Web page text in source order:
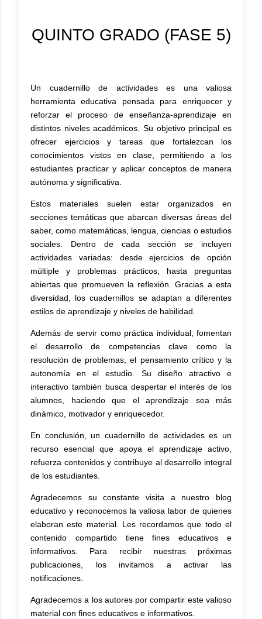
QUINTO GRADO (FASE 5)
Un cuadernillo de actividades es una valiosa
herramienta educativa pensada para enriquecer y
reforzar el proceso de enseñanza-aprendizaje en
distintos niveles académicos. Su objetivo principal es
ofrecer ejercicios y tareas que fortalezcan los
conocimientos vistos en clase, permitiendo a los
estudiantes practicar y aplicar conceptos de manera
autónoma y significativa.
Estos materiales suelen estar organizados en
secciones temáticas que abarcan diversas áreas del
saber, como matemáticas, lengua, ciencias o estudios
sociales. Dentro de cada sección se incluyen
actividades variadas: desde ejercicios de opción
múltiple y problemas prácticos, hasta preguntas
abiertas que promueven la reflexión. Gracias a esta
diversidad, los cuadernillos se adaptan a diferentes
estilos de aprendizaje y niveles de habilidad.
Además de servir como práctica individual, fomentan
el desarrollo de competencias clave como la
resolución de problemas, el pensamiento crítico y la
autonomía en el estudio. Su diseño atractivo e
interactivo también busca despertar el interés de los
alumnos, haciendo que el aprendizaje sea más
dinámico, motivador y enriquecedor.
En conclusión, un cuadernillo de actividades es un
recurso esencial que apoya el aprendizaje activo,
refuerza contenidos y contribuye al desarrollo integral
de los estudiantes.
Agradecemos su constante visita a nuestro blog
educativo y reconocemos la valiosa labor de quienes
elaboran este material. Les recordamos que todo el
contenido compartido tiene fines educativos e
informativos. Para recibir nuestras próximas
publicaciones, los invitamos a activar las
notificaciones.
Agradecemos a los autores por compartir este valioso
material con fines educativos e informativos.